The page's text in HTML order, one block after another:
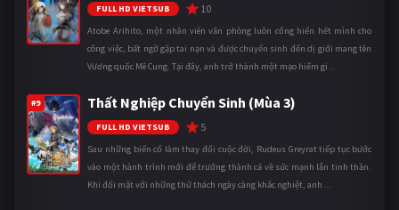
FULL HD VIETSUB 10
Atobe Arihito, một nhân viên văn phòng luôn cống hiến hết mình cho
công việc, bất ngờ gặp tai nạn và được chuyển sinh đến dị giới mang tên
Vương quốc Mê Cung. Tại đây, anh trở thành một mạo hiểm gi ...
#9 Thất Nghiệp Chuyển Sinh (Mùa 3)
FULL HD VIETSUB 5
Sau những biến cố làm thay đổi cuộc đời, Rudeus Greyrat tiếp tục bước
vào một hành trình mới để trưởng thành cả về sức mạnh lẫn tinh thần.
Khi đối mặt với những thử thách ngày càng khắc nghiệt, anh ...